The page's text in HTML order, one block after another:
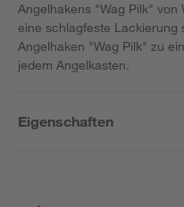
Angelhakens "Wag Pilk" von
eine schlagfeste Lackierung
Angelhaken "Wag Pilk" zu
jedem Angelkasten.
Eigenschaften